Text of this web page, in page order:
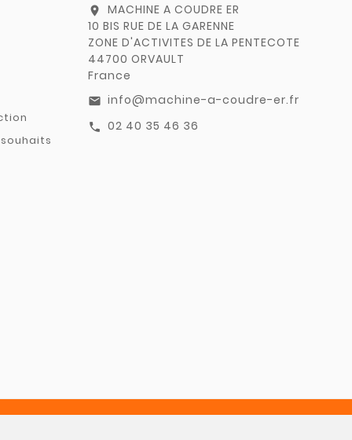
location_on
MACHINE A COUDRE ER
10 BIS RUE DE LA GARENNE
ZONE D'ACTIVITES DE LA PENTECOTE
44700 ORVAULT
France
email info@machine-a-coudre-er.fr
call 02 40 35 46 36